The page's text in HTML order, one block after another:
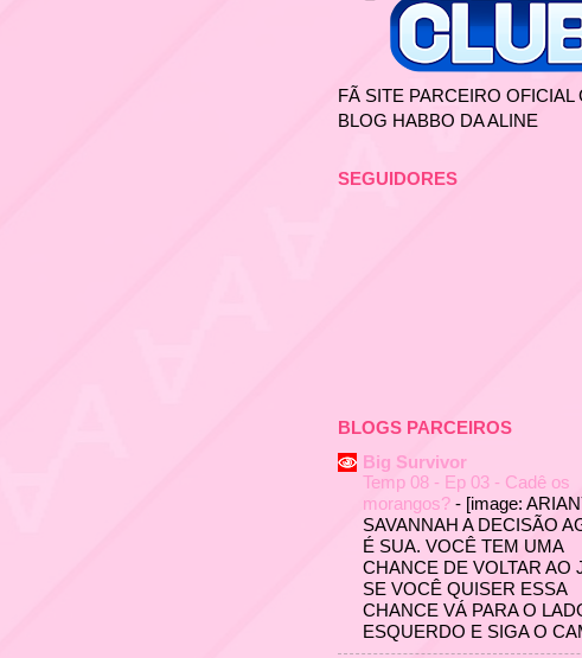
FÃ SITE PARCEIRO OFICIAL
BLOG HABBO DA ALINE
SEGUIDORES
BLOGS PARCEIROS
Big Survivor
Temp 08 - Ep 03 - Cadê os
morangos? - [image:
SAVANNAH A DECISÃO
É SUA. VOCÊ TEM UMA
CHANCE DE VOLTAR AO
SE VOCÊ QUISER ESSA
CHANCE VÁ PARA O
ESQUERDO E SIGA O